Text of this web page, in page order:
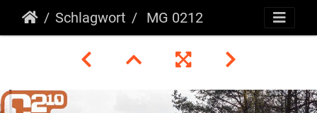
Schlagwort MG 0212